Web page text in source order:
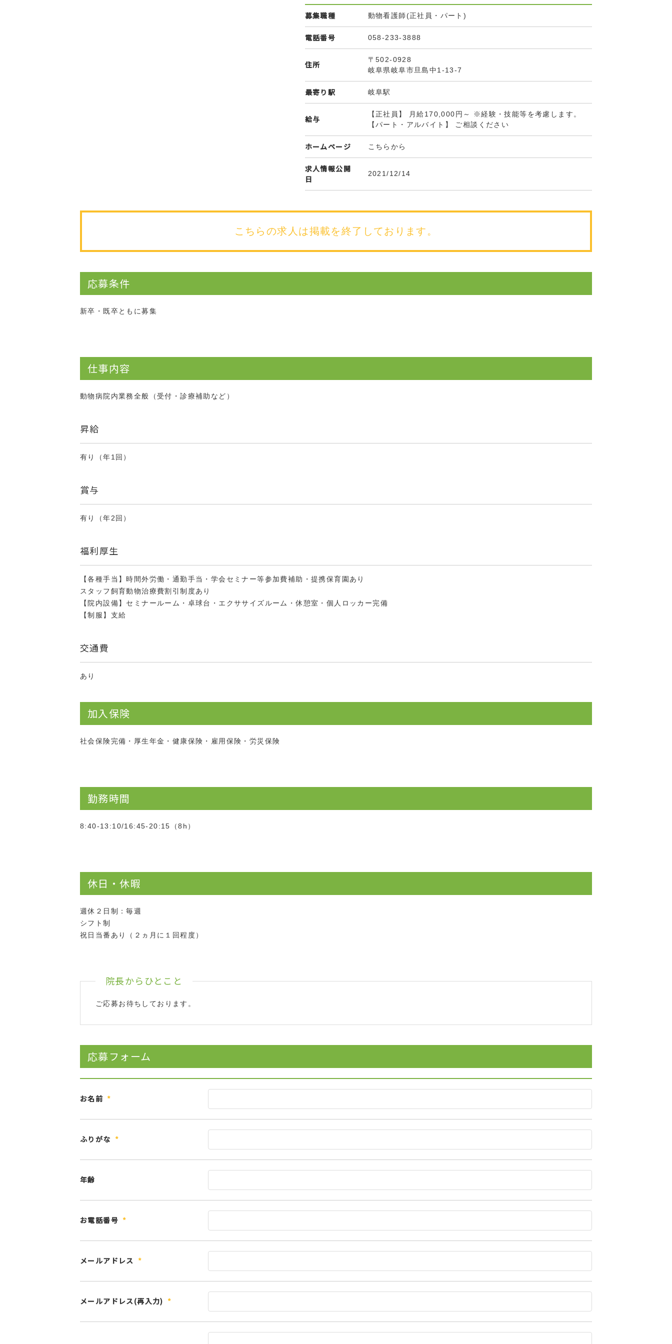
募集職種 動物看護師(正社員・パート)
電話番号 058-233-3888
住所
〒502-0928
岐阜県岐阜市旦島中1-13-7
最寄り駅 岐阜駅
給与
【正社員】 月給170,000円～ ※経験・技能等を考慮します。
【パート・アルバイト】 ご相談ください
ホームページ こちらから
求人情報公開
日
2021/12/14
こちらの求人は掲載を終了しております。
応募条件
新卒・既卒ともに募集
仕事内容
動物病院内業務全般（受付・診療補助など）
昇給
有り（年1回）
賞与
有り（年2回）
福利厚生
【各種手当】時間外労働・通勤手当・学会セミナー等参加費補助・提携保育園あり
スタッフ飼育動物治療費割引制度あり
【院内設備】セミナールーム・卓球台・エクササイズルーム・休憩室・個人ロッカー完備
【制服】支給
交通費
あり
加入保険
社会保険完備・厚生年金・健康保険・雇用保険・労災保険
勤務時間
8:40-13:10/16:45-20:15（8h）
休日・休暇
週休２日制：毎週
シフト制
祝日当番あり（２ヵ月に１回程度）
院長からひとこと
ご応募お待ちしております。
応募フォーム
お名前
ふりがな
年齢
お電話番号
メールアドレス
メールアドレス(再入力)